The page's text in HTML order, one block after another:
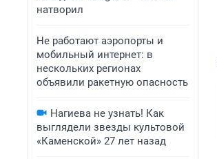
натворил
Не работают аэропорты и
мобильный интернет: в
нескольких регионах
объявили ракетную опасность
Нагиева не узнать! Как
выглядели звезды культовой
«Каменской» 27 лет назад